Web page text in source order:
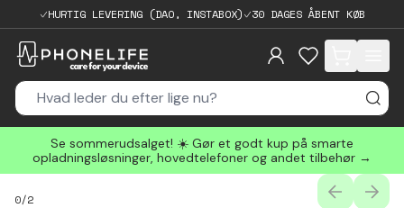
HURTIG LEVERING (DAO, INSTABOX) 30 DAGES ÅBENT KØB
items in cart,
Se sommerudsalget! ☀️ Gør et godt kup på smarte
opladningsløsninger, hovedtelefoner og andet tilbehør →
0/2